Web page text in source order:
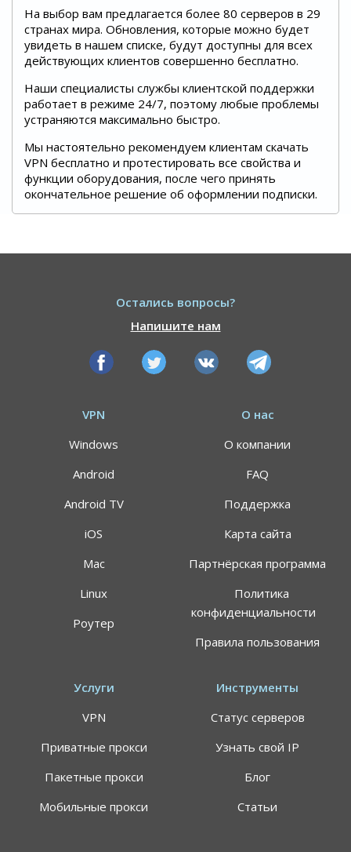
СКИДКИ 64%
Воспользуйтесь специальным предложением
ALTVPN, и сэкомьте на тарифном плане до 64%
191.8$ 59.99$
Цена указана за план подписки 24 месяца, может
Самый быстрый VPN-сервис в мире
Персональные сервера для просмотра
На выбор вам предлагается более 80 серверов в 29
странах мира. Обновления, которые можно будет
увидеть в нашем списке, будут доступны для всех
действующих клиентов совершенно бесплатно.
Наши специалисты службы клиентской поддержки
работает в режиме 24/7, поэтому любые проблемы
устраняются максимально быстро.
Мы настоятельно рекомендуем клиентам скачать
VPN бесплатно и протестировать все свойства и
функции оборудования, после чего принять
окончательное решение об оформлении подписки.
Остались вопросы?
Напишите нам
VPN
Windows
Android
Android TV
iOS
Mac
Linux
Роутер
О нас
О компании
FAQ
Поддержка
Карта сайта
Партнёрская программа
Политика
конфиденциальности
Правила пользования
Услуги
VPN
Приватные прокси
Пакетные прокси
Мобильные прокси
Инструменты
Статус серверов
Узнать свой IP
Блог
Статьи